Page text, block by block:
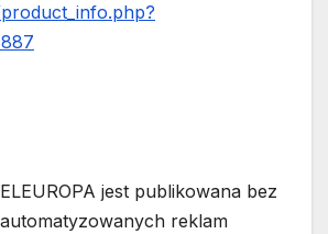
jest publikowana bez
reklam